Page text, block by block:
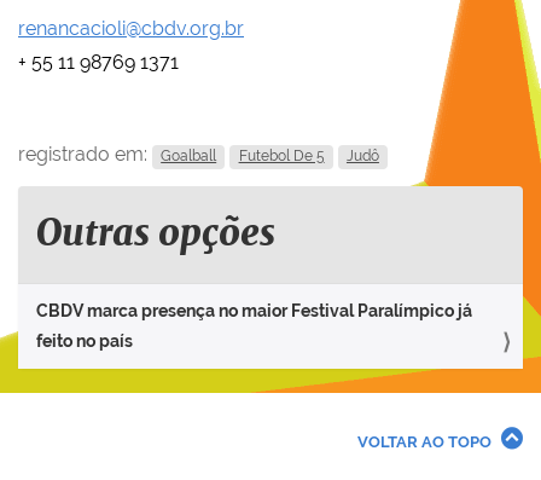
renancacioli@cbdv.org.br
+ 55 11 98769 1371
registrado em: Goalball Futebol De 5 Judô
Outras opções
CBDV marca presença no maior Festival Paralímpico já
feito no país
VOLTAR AO TOPO